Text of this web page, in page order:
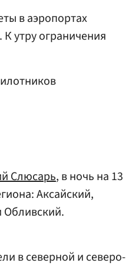
в аэропортах
. К утру ограничения
Слюсарь, в ночь на 13
Аксайский,
Обливский.
в северной и северо-